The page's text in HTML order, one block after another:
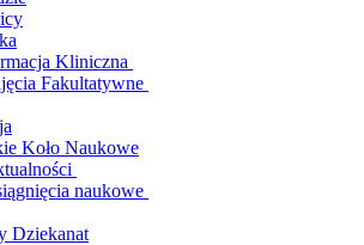
Kliniczna
Fakultatywne
Koło Naukowe
naukowe
Dziekanat